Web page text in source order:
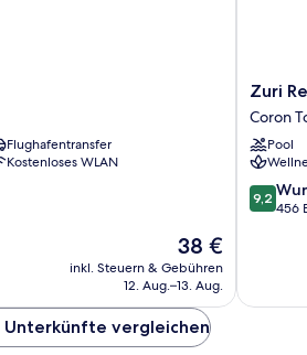
Flughafentransfer
Kostenloses WLAN
Der
Preis
beträgt
38 €
inkl. Steuern & Gebühren
12. Aug.–13. Aug.
Zuri
Resort
Coron
Town
Proper
Zuri
Coron
Pool
9.2
von
9,2
456
Unterkünfte vergleichen